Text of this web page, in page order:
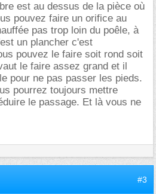
est au dessus de la pièce où
pouvez faire un orifice au
pas trop loin du poêle, à
un plancher c'est
pouvez le faire soit rond soit
le faire assez grand et il
pour ne pas passer les pieds.
pourrez toujours mettre
le passage. Et là vous ne
#3